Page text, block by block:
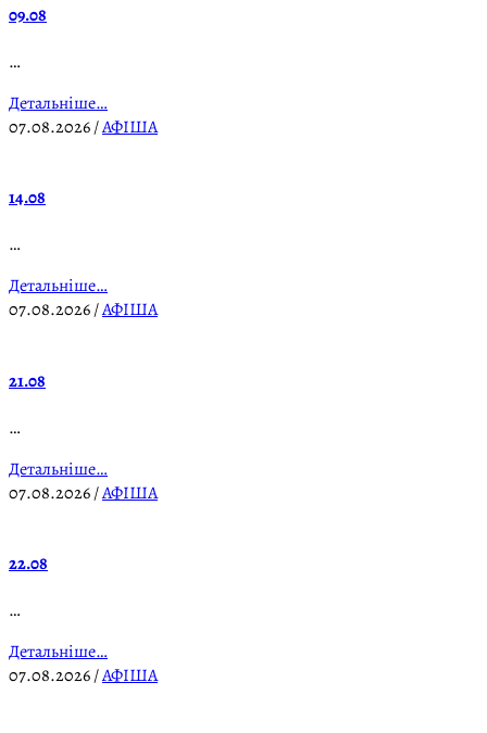
09.08
…
Детальніше…
07.08.2026/АФІША
14.08
…
Детальніше…
07.08.2026/АФІША
21.08
…
Детальніше…
07.08.2026/АФІША
22.08
…
Детальніше…
07.08.2026/АФІША